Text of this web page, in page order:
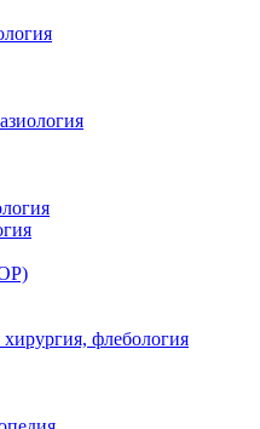
флебология